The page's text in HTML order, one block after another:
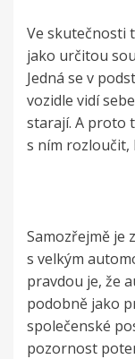
Ve skutečnosti
jako určitou
Jedná se v
vozidle vidí
starají. A proto
s ním rozloučit,
Samozřejmě je
s velkým
pravdou je, že
podobně jako
společenské
pozornost